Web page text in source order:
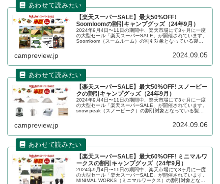
【楽天スーパーSALE】最大50%OFF!
Soomloomの割引キャンプグッズ（24年9月）
2024年9月4日〜11日の期間中、楽天市場にて3ヶ月に一度
の大型セール「楽天スーパーSALE」が開催されています。
Soomloom（スームルーム）の割引対象となっている製
campreview.jp 2024.09.05
【楽天スーパーSALE】最大50%OFF! スノーピー
クの割引キャンプグッズ（24年9月）
2024年9月4日〜11日の期間中、楽天市場にて3ヶ月に一度
の大型セール「楽天スーパーSALE」が開催されています。
snow peak（スノーピーク）の割引対象となっている製
campreview.jp 2024.09.06
【楽天スーパーSALE】最大60%OFF! ミニマルワ
ークスの割引キャンプグッズ（24年9月）
2024年9月4日〜11日の期間中、楽天市場にて3ヶ月に一度
の大型セール「楽天スーパーSALE」が開催されています。
MINIMAL WORKS（ミニマルワークス）の割引対象となっ